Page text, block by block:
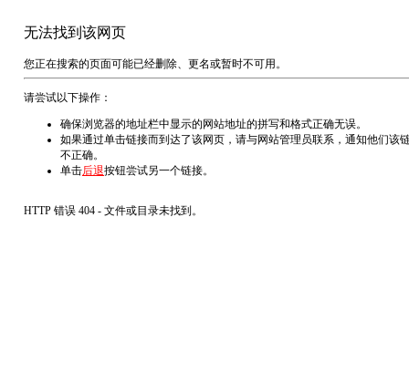
无法找到该网页
您正在搜索的页面可能已经删除、更名或暂时不可用。
请尝试以下操作：
确保浏览器的地址栏中显示的网站地址的拼写和格式正确无误。
如果通过单击链接而到达了该网页，请与网站管理员联系，通知他们该
不正确。
单击后退按钮尝试另一个链接。
HTTP 错误 404 - 文件或目录未找到。